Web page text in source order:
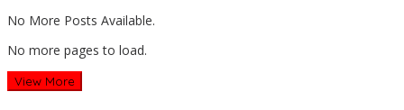
No More Posts Available.
No more pages to load.
View More